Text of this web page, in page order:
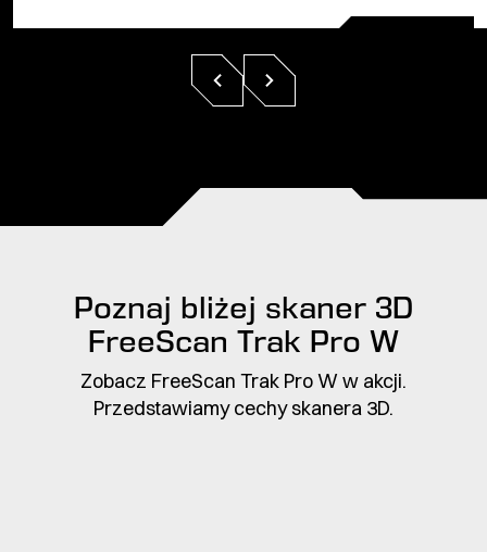
Poznaj bliżej skaner 3D
FreeScan Trak Pro W
Zobacz FreeScan Trak Pro W w akcji.
Przedstawiamy cechy skanera 3D.